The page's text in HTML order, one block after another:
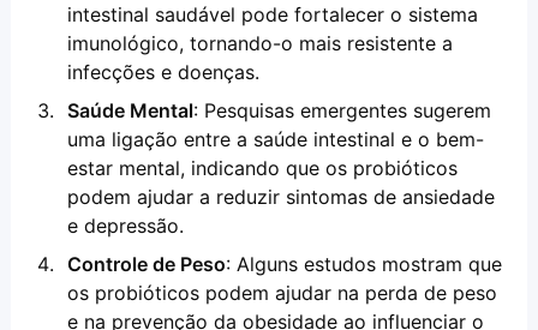
intestinal saudável pode fortalecer o sistema
imunológico, tornando-o mais resistente a
infecções e doenças.
Saúde Mental: Pesquisas emergentes sugerem
uma ligação entre a saúde intestinal e o bem-
estar mental, indicando que os probióticos
podem ajudar a reduzir sintomas de ansiedade
e depressão.
Controle de Peso: Alguns estudos mostram que
os probióticos podem ajudar na perda de peso
e na prevenção da obesidade ao influenciar o